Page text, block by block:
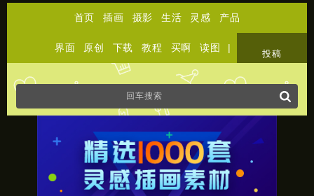
首页 插画 摄影 生活 灵感 产品
界面 原创 下载 教程 买啊 读图 |
投稿